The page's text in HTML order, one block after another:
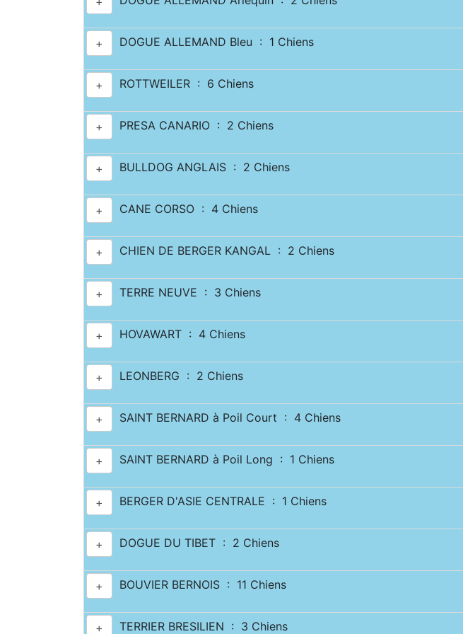
+ DOGUE ALLEMAND Bleu : 1 Chiens
+ ROTTWEILER : 6 Chiens
+ PRESA CANARIO : 2 Chiens
+ BULLDOG ANGLAIS : 2 Chiens
+ CANE CORSO : 4 Chiens
+ CHIEN DE BERGER KANGAL : 2 Chiens
+ TERRE NEUVE : 3 Chiens
+ HOVAWART : 4 Chiens
+ LEONBERG : 2 Chiens
+ SAINT BERNARD à Poil Court : 4 Chiens
+ SAINT BERNARD à Poil Long : 1 Chiens
+ BERGER D'ASIE CENTRALE : 1 Chiens
+ DOGUE DU TIBET : 2 Chiens
+ BOUVIER BERNOIS : 11 Chiens
+ TERRIER BRESILIEN : 3 Chiens